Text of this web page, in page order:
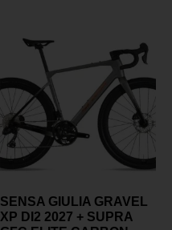
SENSA GIULIA GRAVEL
XP DI2 2027 + SUPRA